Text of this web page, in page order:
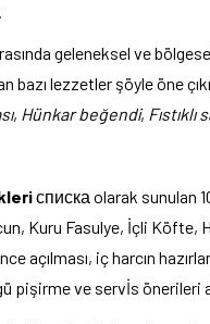
geleneksel ve
bazı lezzetler şöyle öne
, Hünkar beğendi, Fıstıklı
списка olarak sunulan
Kuru Fasulye, İçli Köfte,
açılması, iç harcın
pişirme ve servİs önerileri